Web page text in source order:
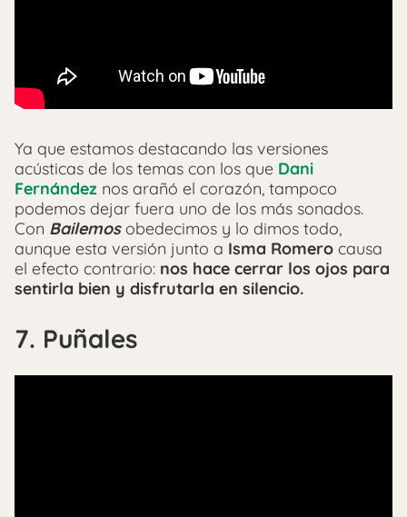
Ya que estamos destacando las versiones
acústicas de los temas con los que Dani
Fernández nos arañó el corazón, tampoco
podemos dejar fuera uno de los más sonados.
Con Bailemosobedecimos y lo dimos todo,
aunque esta versión junto a Isma Romero causa
el efecto contrario: nos hace cerrar los ojos para
sentirla bien y disfrutarla en silencio.
7. Puñales